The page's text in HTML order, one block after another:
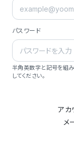
パスワード
半角英数字と記号を組
してください。
アカ
メ